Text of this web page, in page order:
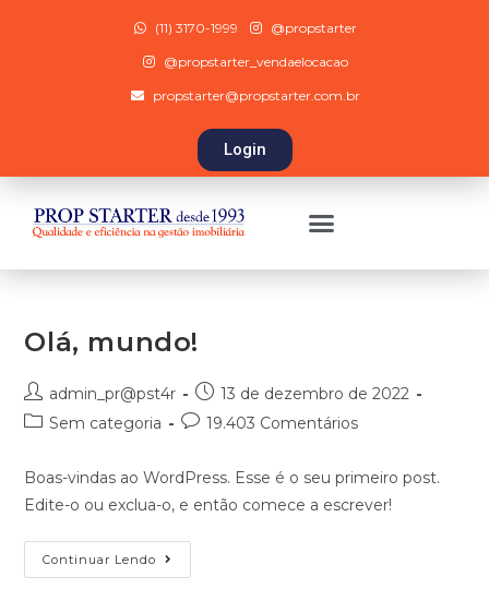
(11) 3170-1999 @propstarter
@propstarter_vendaelocacao
propstarter@propstarter.com.br
Login
Olá, mundo!
admin_pr@pst4r
13 de dezembro de 2022
Sem categoria
19.403 Comentários
Boas-vindas ao WordPress. Esse é o seu primeiro post.
Edite-o ou exclua-o, e então comece a escrever!
Continuar Lendo